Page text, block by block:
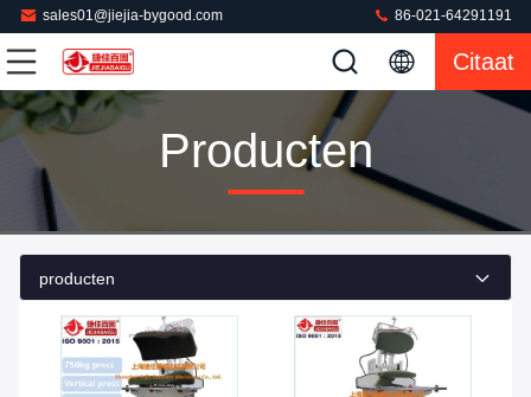
sales01@jiejia-bygood.com 86-021-64291191
Citaat
Producten
producten